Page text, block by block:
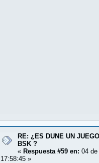
RE: ¿ES DUNE UN
BSK ?
« Respuesta #59 en: 04
17:58:45 »